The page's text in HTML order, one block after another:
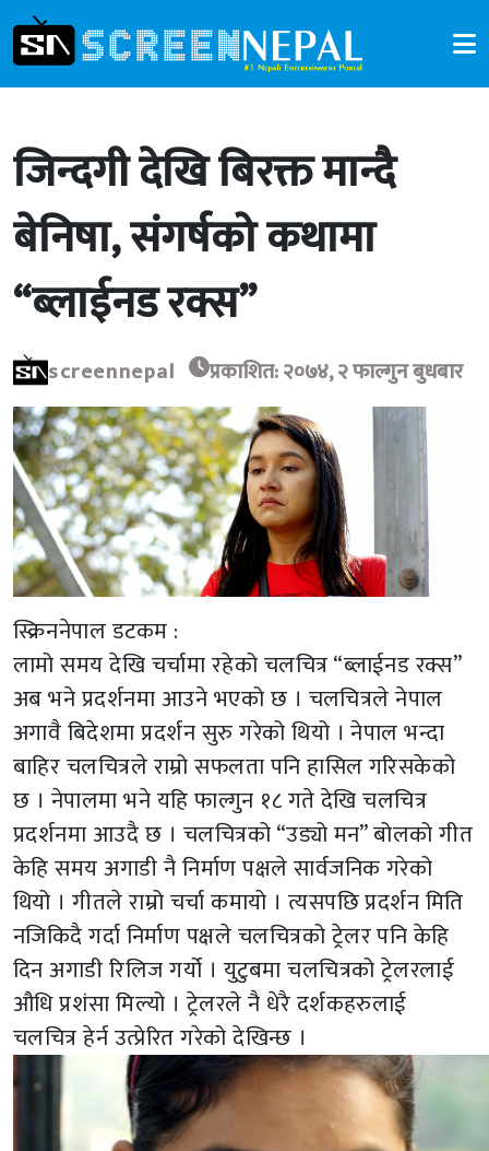
जिन्दगी देखि बिरक्त मान्दै
बेनिषा, संगर्षको कथामा
“ब्लाईनड रक्स”
screennepal प्रकाशित: २०७४, २ फाल्गुन बुधबार
स्क्रिननेपाल डटकम :
लामो समय देखि चर्चामा रहेको चलचित्र “ब्लाईनड रक्स”
अब भने प्रदर्शनमा आउने भएको छ । चलचित्रले नेपाल
अगावै बिदेशमा प्रदर्शन सुरु गरेको थियो । नेपाल भन्दा
बाहिर चलचित्रले राम्रो सफलता पनि हासिल गरिसकेको
छ । नेपालमा भने यहि फाल्गुन १८ गते देखि चलचित्र
प्रदर्शनमा आउदै छ । चलचित्रको “उड्यो मन” बोलको गीत
केहि समय अगाडी नै निर्माण पक्षले सार्वजनिक गरेको
थियो । गीतले राम्रो चर्चा कमायो । त्यसपछि प्रदर्शन मिति
नजिकिदै गर्दा निर्माण पक्षले चलचित्रको ट्रेलर पनि केहि
दिन अगाडी रिलिज गर्यो । युटुबमा चलचित्रको ट्रेलरलाई
औधि प्रशंसा मिल्यो । ट्रेलरले नै धेरै दर्शकहरुलाई
चलचित्र हेर्न उत्प्रेरित गरेको देखिन्छ ।